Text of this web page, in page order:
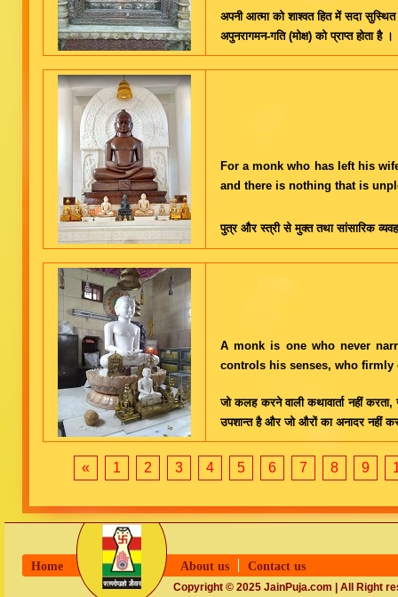
अपनी आत्मा को शाश्वत हित में सदा
अपुनरागमन-गति (मोक्ष) को प्राप्त होता है ।
For a monk who has left his
and there is nothing that is
पुत्र और स्त्री से मुक्त तथा सांसारिक
A monk is one who never
controls his senses, who firmly
जो कलह करने वाली कथावार्ता नहीं
उपशान्त है और जो औरों का अनादर नहीं
« 1 2 3 4 5 6 7 8 9
Home About us Contact us
Copyright © 2025 JainPuja.com | All Right